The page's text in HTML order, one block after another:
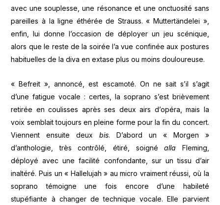
avec une souplesse, une résonance et une onctuosité sans
pareilles à la ligne éthérée de Strauss. « Muttertändelei »,
enfin, lui donne l’occasion de déployer un jeu scénique,
alors que le reste de la soirée l’a vue confinée aux postures
habituelles de la diva en extase plus ou moins douloureuse.
« Befreit », annoncé, est escamoté. On ne sait s’il s’agit
d’une fatigue vocale : certes, la soprano s’est brièvement
retirée en coulisses après ses deux airs d’opéra, mais la
voix semblait toujours en pleine forme pour la fin du concert.
Viennent ensuite deuxbis. D’abord un « Morgen »
d’anthologie, très contrôlé, étiré, soignéalla Fleming,
déployé avec une facilité confondante, sur un tissu d’air
inaltéré. Puis un « Hallelujah » au micro vraiment réussi, où la
soprano témoigne une fois encore d’une habileté
stupéfiante à changer de technique vocale. Elle parvient